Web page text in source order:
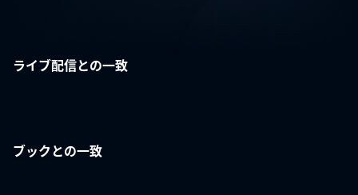
ライブ配信との一致
ブックとの一致